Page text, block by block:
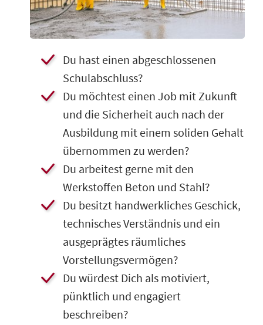
​Du hast einen abgeschlossenen
Schulabschluss?
​Du möchtest einen Job mit Zukunft
und die Sicherheit auch nach der
Ausbildung mit einem soliden Gehalt
übernommen zu werden?
​Du arbeitest gerne mit den
Werkstoffen Beton und Stahl?
​Du besitzt handwerkliches Geschick,
technisches Verständnis und ein
ausgeprägtes räumliches
Vorstellungsvermögen?
​Du würdest Dich als motiviert,
pünktlich und engagiert
beschreiben?